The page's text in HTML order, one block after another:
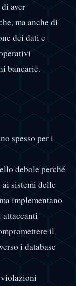
aver
ma anche di
dei dati e
bancarie.
spesso per i
debole perché
ai sistemi delle
implementano
attaccanti
il
i database